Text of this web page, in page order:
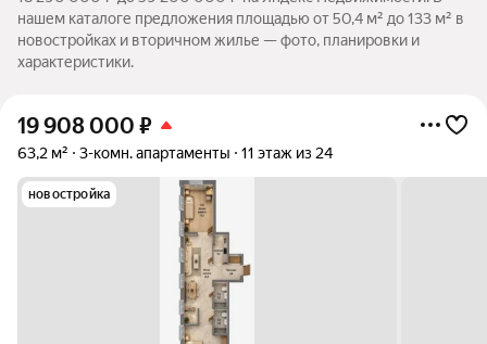
нашем каталоге предложения площадью от 50,4 м² до 133 м² в
новостройках и вторичном жилье — фото, планировки и
характеристики.
19 908 000 ₽
63,2 м² 3-комн. апартаменты 11 этаж из 24
новостройка